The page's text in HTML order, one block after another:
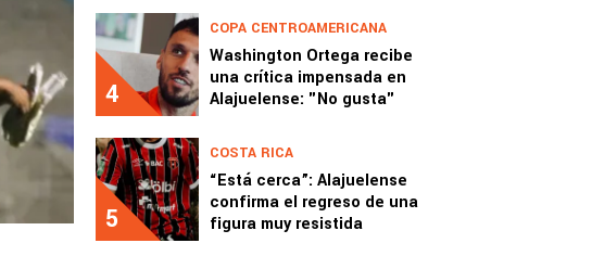
4
COPA CENTROAMERICANA
Washington Ortega recibe
una crítica impensada en
Alajuelense: "No gusta"
5
COSTA RICA
“Está cerca”: Alajuelense
confirma el regreso de una
figura muy resistida